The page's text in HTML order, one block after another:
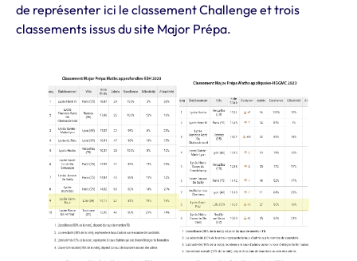
de représenter ici le classement Challenge et trois
classements issus du site Major Prépa.